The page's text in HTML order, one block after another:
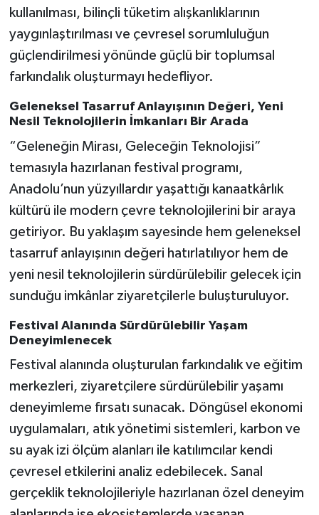
kullanılması, bilinçli tüketim alışkanlıklarının
yaygınlaştırılması ve çevresel sorumluluğun
güçlendirilmesi yönünde güçlü bir toplumsal
farkındalık oluşturmayı hedefliyor.
Geleneksel Tasarruf Anlayışının Değeri, Yeni
Nesil Teknolojilerin İmkanları Bir Arada
“Geleneğin Mirası, Geleceğin Teknolojisi”
temasıyla hazırlanan festival programı,
Anadolu’nun yüzyıllardır yaşattığı kanaatkârlık
kültürü ile modern çevre teknolojilerini bir araya
getiriyor. Bu yaklaşım sayesinde hem geleneksel
tasarruf anlayışının değeri hatırlatılıyor hem de
yeni nesil teknolojilerin sürdürülebilir gelecek için
sunduğu imkânlar ziyaretçilerle buluşturuluyor.
Festival Alanında Sürdürülebilir Yaşam
Deneyimlenecek
Festival alanında oluşturulan farkındalık ve eğitim
merkezleri, ziyaretçilere sürdürülebilir yaşamı
deneyimleme fırsatı sunacak. Döngüsel ekonomi
uygulamaları, atık yönetimi sistemleri, karbon ve
su ayak izi ölçüm alanları ile katılımcılar kendi
çevresel etkilerini analiz edebilecek. Sanal
gerçeklik teknolojileriyle hazırlanan özel deneyim